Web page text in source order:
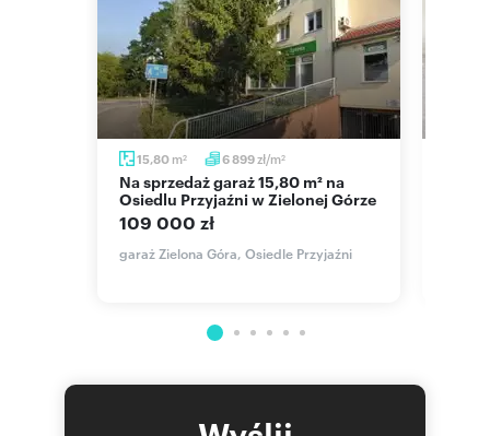
15,80 m2 6 899zł/m2
Na sprzedaż garaż 15,80 m² na
Osiedlu Przyjaźni w Zielonej Górze
109 000 zł
garaż Zielona Góra, Osiedle Przyjaźni